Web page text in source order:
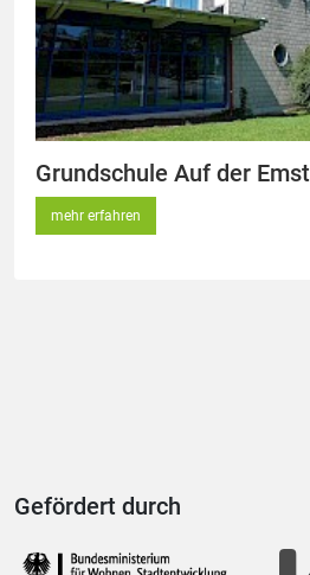
Grundschule Auf der Emst
mehr erfahren
Gefördert durch